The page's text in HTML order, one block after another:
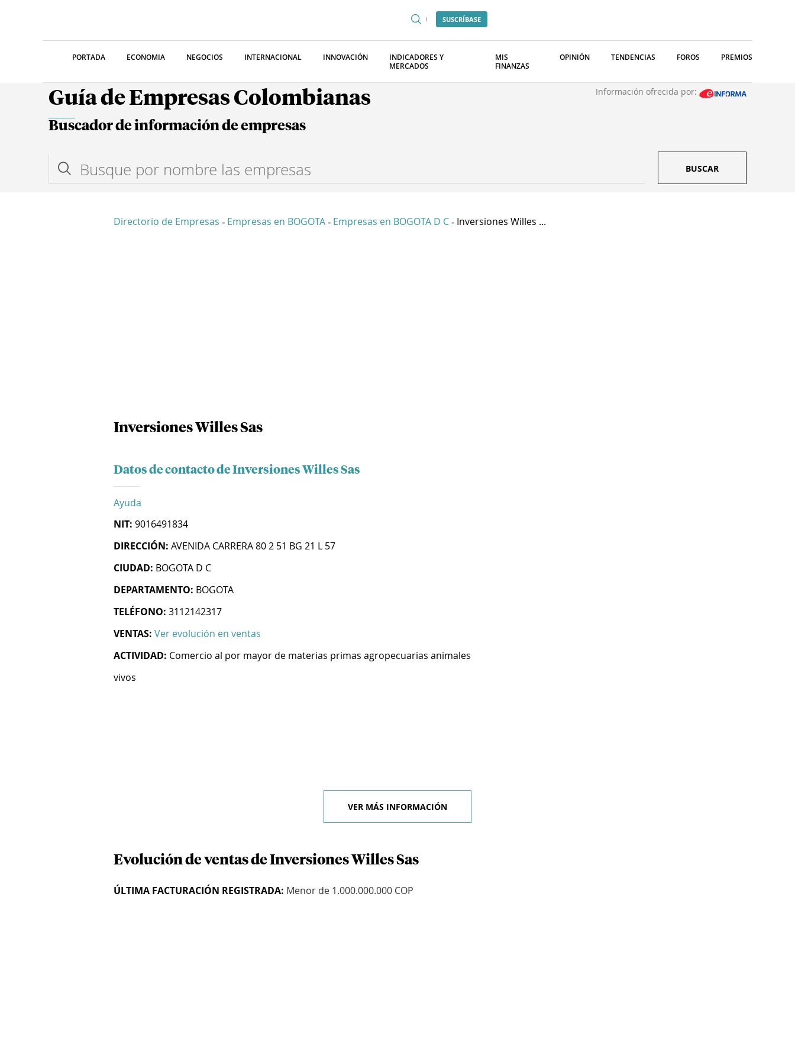
SUSCRÍBASE
PORTADA ECONOMIA NEGOCIOS INTERNACIONAL INNOVACIÓN
INDICADORES Y
MERCADOS
MIS
FINANZAS
OPINIÓN TENDENCIAS FOROS PREMIOS
Guía de Empresas Colombianas Información ofrecida por:
Buscador de información de empresas
BUSCAR
Directorio de Empresas - Empresas en BOGOTA - Empresas en BOGOTA D C - Inversiones Willes ...
Inversiones Willes Sas
Datos de contacto de Inversiones Willes Sas
Ayuda
NIT: 9016491834
DIRECCIÓN: AVENIDA CARRERA 80 2 51 BG 21 L 57
CIUDAD: BOGOTA D C
DEPARTAMENTO: BOGOTA
TELÉFONO: 3112142317
VENTAS: Ver evolución en ventas
ACTIVIDAD: Comercio al por mayor de materias primas agropecuarias animales
vivos
VER MÁS INFORMACIÓN
Evolución de ventas de Inversiones Willes Sas
ÚLTIMA FACTURACIÓN REGISTRADA: Menor de 1.000.000.000 COP